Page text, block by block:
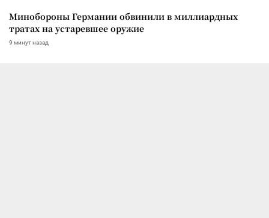
Минобороны Германии обвинили в миллиардных
тратах на устаревшее оружие
9 минут назад